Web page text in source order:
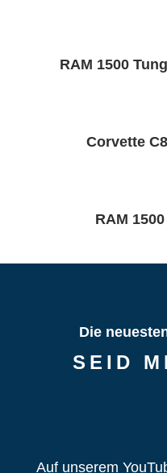
RAM 1500
Corvette C8
RAM 1500
Die
SEID
Auf unserem